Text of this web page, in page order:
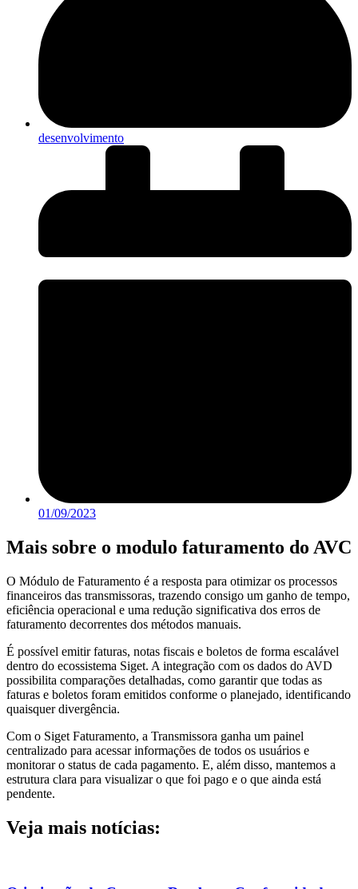
desenvolvimento
01/09/2023
Mais sobre o modulo faturamento do AVC
O Módulo de Faturamento é a resposta para otimizar os processos
financeiros das transmissoras, trazendo consigo um ganho de tempo,
eficiência operacional e uma redução significativa dos erros de
faturamento decorrentes dos métodos manuais.
É possível emitir faturas, notas fiscais e boletos de forma escalável
dentro do ecossistema Siget. A integração com os dados do AVD
possibilita comparações detalhadas, como garantir que todas as
faturas e boletos foram emitidos conforme o planejado, identificando
quaisquer divergência.
Com o Siget Faturamento, a Transmissora ganha um painel
centralizado para acessar informações de todos os usuários e
monitorar o status de cada pagamento. E, além disso, mantemos a
estrutura clara para visualizar o que foi pago e o que ainda está
pendente.
Veja mais notícias: